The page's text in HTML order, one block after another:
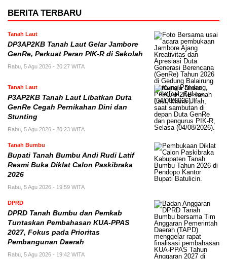
BERITA TERBARU
Tanah Laut
DP3AP2KB Tanah Laut Gelar Jambore
GenRe, Perkuat Peran PIK-R di Sekolah
Rabu, 5 Agu 2026 - 20:27 WITA
Tanah Laut
P3AP2KB Tanah Laut Libatkan Duta
GenRe Cegah Pernikahan Dini dan
Stunting
Rabu, 5 Agu 2026 - 20:23 WITA
Tanah Bumbu
Bupati Tanah Bumbu Andi Rudi Latif
Resmi Buka Diklat Calon Paskibraka
2026
Rabu, 5 Agu 2026 - 19:59 WITA
DPRD
DPRD Tanah Bumbu dan Pemkab
Tuntaskan Pembahasan KUA-PPAS
2027, Fokus pada Prioritas
Pembangunan Daerah
Rabu, 5 Agu 2026 - 19:42 WITA